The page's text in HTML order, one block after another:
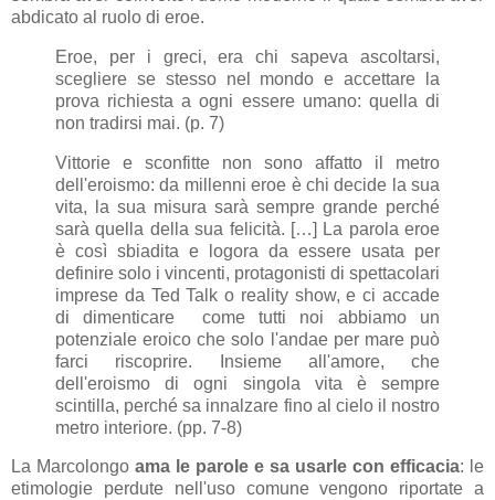
abdicato al ruolo di eroe.
Eroe, per i greci, era chi sapeva ascoltarsi,
scegliere se stesso nel mondo e accettare la
prova richiesta a ogni essere umano: quella di
non tradirsi mai. (p. 7)
Vittorie e sconfitte non sono affatto il metro
dell'eroismo: da millenni eroe è chi decide la sua
vita, la sua misura sarà sempre grande perché
sarà quella della sua felicità. […] La parola eroe
è così sbiadita e logora da essere usata per
definire solo i vincenti, protagonisti di spettacolari
imprese da Ted Talk o reality show, e ci accade
di dimenticare come tutti noi abbiamo un
potenziale eroico che solo l'andae per mare può
farci riscoprire. Insieme all'amore, che
dell'eroismo di ogni singola vita è sempre
scintilla, perché sa innalzare fino al cielo il nostro
metro interiore. (pp. 7-8)
La Marcolongo ama le parole e sa usarle con efficacia: le
etimologie perdute nell'uso comune vengono riportate a